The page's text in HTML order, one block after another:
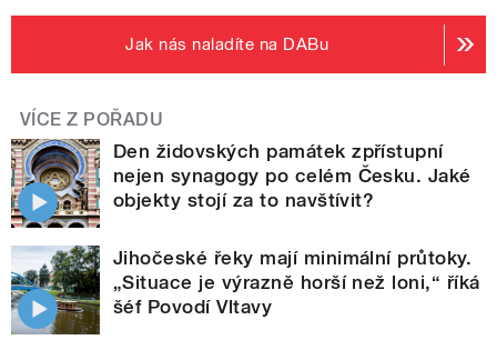
Jak nás naladíte na DABu
VÍCE Z POŘADU
Den židovských památek zpřístupní
nejen synagogy po celém Česku. Jaké
objekty stojí za to navštívit?
Jihočeské řeky mají minimální průtoky.
„Situace je výrazně horší než loni,“ říká
šéf Povodí Vltavy